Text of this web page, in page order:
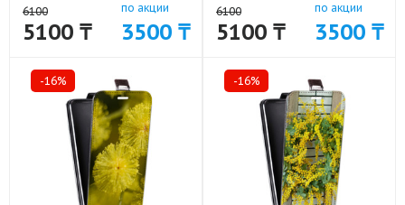
6100
5100 ₸
по акции
3500 ₸
6100
5100 ₸
по акции
3500 ₸
-16% -16%